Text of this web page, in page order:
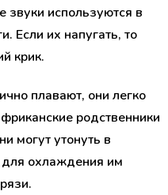
используются в
Если их напугать, то
крик.
плавают, они легко
родственники
могут утонуть в
для охлаждения им